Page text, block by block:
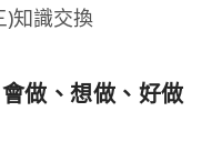
)知識交換
做、想做、好做